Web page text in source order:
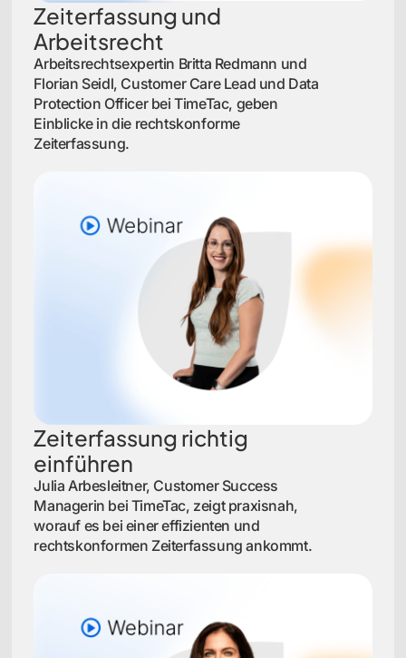
Zeiterfassung und
Arbeitsrecht
Arbeitsrechtsexpertin Britta Redmann und
Florian Seidl, Customer Care Lead und Data
Protection Officer bei TimeTac, geben
Einblicke in die rechtskonforme
Zeiterfassung.
Zeiterfassung richtig
einführen
Julia Arbesleitner, Customer Success
Managerin bei TimeTac, zeigt praxisnah,
worauf es bei einer effizienten und
rechtskonformen Zeiterfassung ankommt.